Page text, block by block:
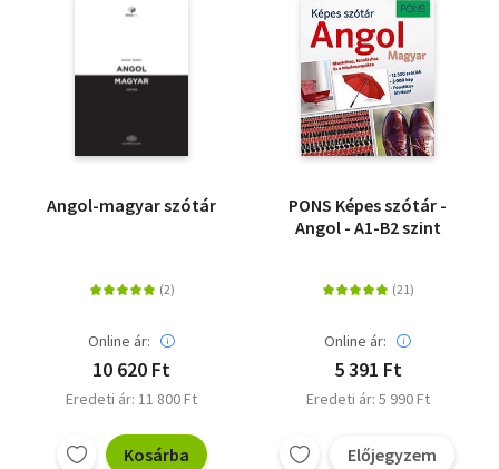
Angol-magyar szótár
Online ár:
10 620 Ft
Eredeti ár: 11 800 Ft
Kosárba
PONS Képes szótár -
Angol - A1-B2 szint
Online ár:
5 391 Ft
Eredeti ár: 5 990 Ft
Előjegyzem